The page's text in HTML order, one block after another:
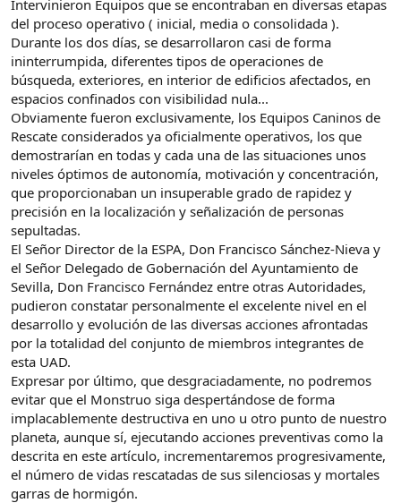
Intervinieron Equipos que se encontraban en diversas etapas
del proceso operativo ( inicial, media o consolidada ).
Durante los dos días, se desarrollaron casi de forma
ininterrumpida, diferentes tipos de operaciones de
búsqueda, exteriores, en interior de edificios afectados, en
espacios confinados con visibilidad nula...
Obviamente fueron exclusivamente, los Equipos Caninos de
Rescate considerados ya oficialmente operativos, los que
demostrarían en todas y cada una de las situaciones unos
niveles óptimos de autonomía, motivación y concentración,
que proporcionaban un insuperable grado de rapidez y
precisión en la localización y señalización de personas
sepultadas.
El Señor Director de la ESPA, Don Francisco Sánchez-Nieva y
el Señor Delegado de Gobernación del Ayuntamiento de
Sevilla, Don Francisco Fernández entre otras Autoridades,
pudieron constatar personalmente el excelente nivel en el
desarrollo y evolución de las diversas acciones afrontadas
por la totalidad del conjunto de miembros integrantes de
esta UAD.
Expresar por último, que desgraciadamente, no podremos
evitar que el Monstruo siga despertándose de forma
implacablemente destructiva en uno u otro punto de nuestro
planeta, aunque sí, ejecutando acciones preventivas como la
descrita en este artículo, incrementaremos progresivamente,
el número de vidas rescatadas de sus silenciosas y mortales
garras de hormigón.